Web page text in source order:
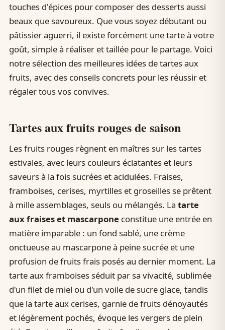
touches d'épices pour composer des desserts aussi
beaux que savoureux. Que vous soyez débutant ou
pâtissier aguerri, il existe forcément une tarte à votre
goût, simple à réaliser et taillée pour le partage. Voici
notre sélection des meilleures idées de tartes aux
fruits, avec des conseils concrets pour les réussir et
régaler tous vos convives.
Tartes aux fruits rouges de saison
Les fruits rouges règnent en maîtres sur les tartes
estivales, avec leurs couleurs éclatantes et leurs
saveurs à la fois sucrées et acidulées. Fraises,
framboises, cerises, myrtilles et groseilles se prêtent
à mille assemblages, seuls ou mélangés. La tarte
aux fraises et mascarponeconstitue une entrée en
matière imparable : un fond sablé, une crème
onctueuse au mascarpone à peine sucrée et une
profusion de fruits frais posés au dernier moment. La
tarte aux framboises séduit par sa vivacité, sublimée
d'un filet de miel ou d'un voile de sucre glace, tandis
que la tarte aux cerises, garnie de fruits dénoyautés
et légèrement pochés, évoque les vergers de plein